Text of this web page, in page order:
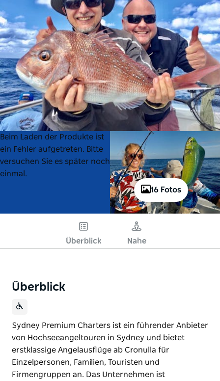
16 Fotos
Product
List
Product
List
Beim Laden der Produkte ist
ein Fehler aufgetreten. Bitte
versuchen Sie es später noch
einmal.
Überblick Nahe
Überblick
Sydney Premium Charters ist ein führender Anbieter
von Hochseeangeltouren in Sydney und bietet
erstklassige Angelausflüge ab Cronulla für
Einzelpersonen, Familien, Touristen und
Firmengruppen an. Das Unternehmen ist